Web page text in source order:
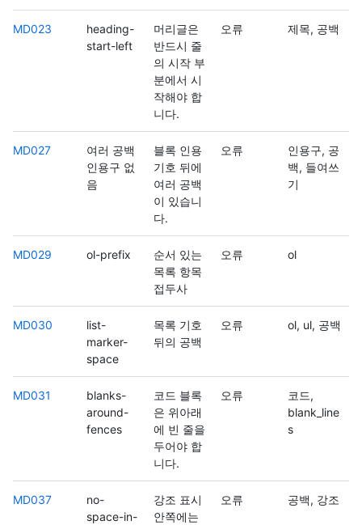
MD023
heading-
start-left
머리글은
반드시 줄
의 시작 부
분에서 시
작해야 합
니다.
오류 제목, 공백
MD027
여러 공백
인용구 없
음
블록 인용
기호 뒤에
여러 공백
이 있습니
다.
오류
인용구, 공
백, 들여쓰
기
MD029 ol-prefix
순서 있는
목록 항목
접두사
오류 ol
MD030
list-
marker-
space
목록 기호
뒤의 공백
오류 ol, ul, 공백
MD031
blanks-
around-
fences
코드 블록
은 위아래
에 빈 줄을
두어야 합
니다.
오류
코드,
blank_line
s
MD037
no-
space-in-
강조 표시
안쪽에는
오류 공백, 강조